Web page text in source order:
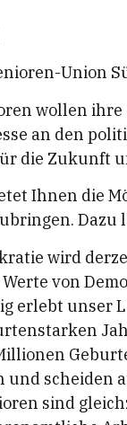
Union
wollen
an den
die Zukunft
Ihnen die
Dazu
wird
von
erlebt unser
scheiden
sind